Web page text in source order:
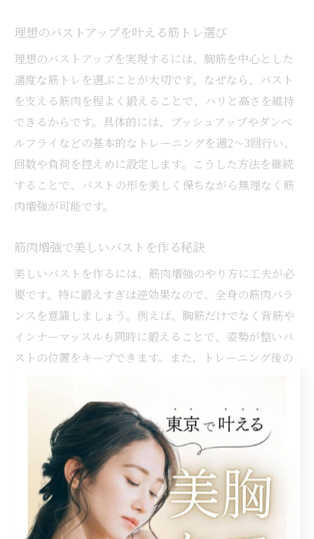
理想のバストアップを叶える筋トレ選び
理想のバストアップを実現するには、胸筋を中心とした
適度な筋トレを選ぶことが大切です。なぜなら、バスト
を支える筋肉を程よく鍛えることで、ハリと高さを維持
できるからです。具体的には、プッシュアップやダンベ
ルフライなどの基本的なトレーニングを週2〜3回行い、
回数や負荷を控えめに設定します。こうした方法を継続
することで、バストの形を美しく保ちながら無理なく筋
肉増強が可能です。
筋肉増強で美しいバストを作る秘訣
美しいバストを作るには、筋肉増強のやり方に工夫が必
要です。特に鍛えすぎは逆効果なので、全身の筋肉バラ
ンスを意識しましょう。例えば、胸筋だけでなく背筋や
インナーマッスルも同時に鍛えることで、姿勢が整いバ
ストの位置をキープできます。また、トレーニング後の
張をほぐし、バストアップ効果を高めることができま
バストアップのための適度な筋トレとは
バストアップに最適な筋トレは、負荷や回数を抑えた無
理のない運動です。理由は、過剰な筋トレがバストの位
置を下げてしまうリスクがあるからです。具体的には、